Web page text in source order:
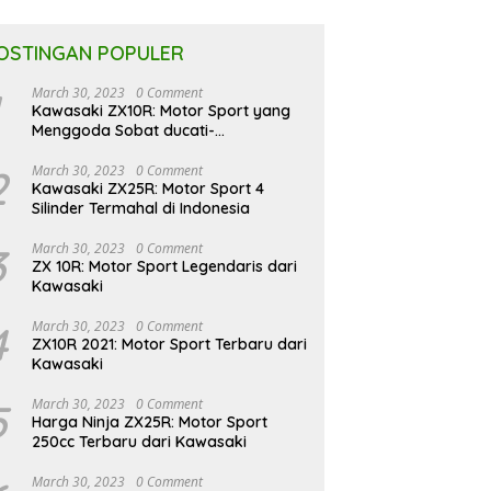
POPULER
March 30, 2023 0 Comment
Kawasaki ZX10R: Motor Sport yang
Menggoda Sobat ducati-
March 30, 2023 0 Comment
Kawasaki ZX25R: Motor Sport 4
Silinder Termahal di Indonesia
March 30, 2023 0 Comment
ZX 10R: Motor Sport Legendaris dari
Kawasaki
March 30, 2023 0 Comment
ZX10R 2021: Motor Sport Terbaru dari
Kawasaki
March 30, 2023 0 Comment
Harga Ninja ZX25R: Motor Sport
250cc Terbaru dari Kawasaki
March 30, 2023 0 Comment